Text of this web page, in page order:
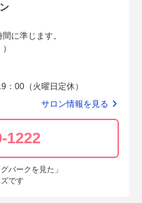
に準じます。
00（火曜日定休）
サロン情報を見る
1222
パークを見た」
です